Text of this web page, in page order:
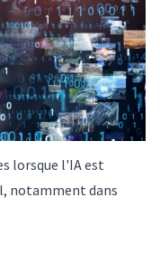
lorsque l'IA est
notamment dans